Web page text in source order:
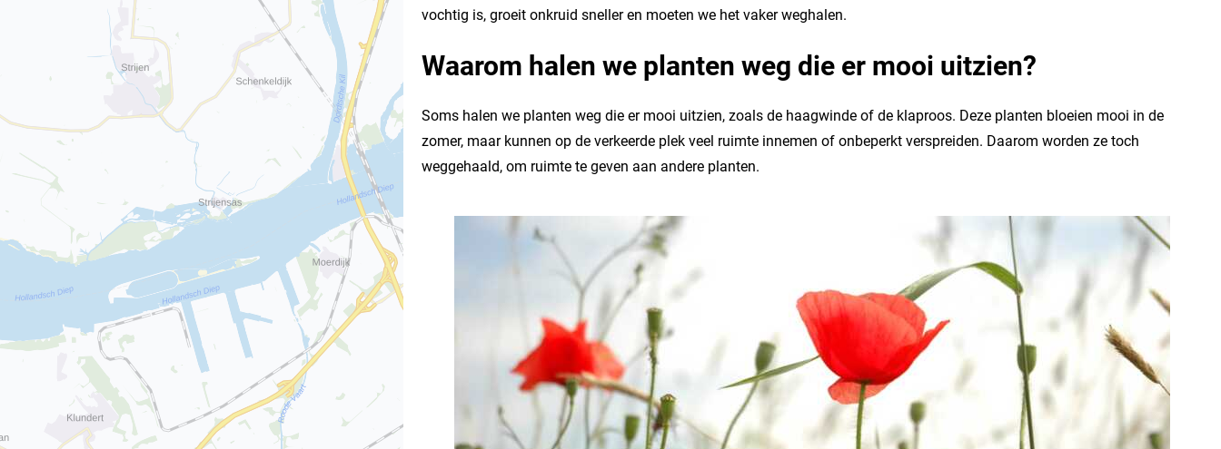
vochtig is, groeit onkruid sneller en moeten we het vaker weghalen.
Waarom halen we planten weg die er mooi uitzien?
Soms halen we planten weg die er mooi uitzien, zoals de haagwinde of de klaproos. Deze planten bloeien mooi in de
zomer, maar kunnen op de verkeerde plek veel ruimte innemen of onbeperkt verspreiden. Daarom worden ze toch
weggehaald, om ruimte te geven aan andere planten.